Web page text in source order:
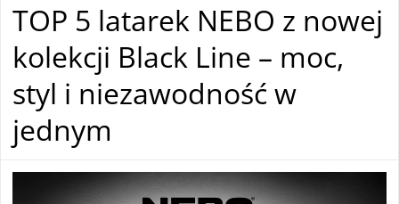
TOP 5 latarek NEBO z nowej
kolekcji Black Line – moc,
styl i niezawodność w
jednym